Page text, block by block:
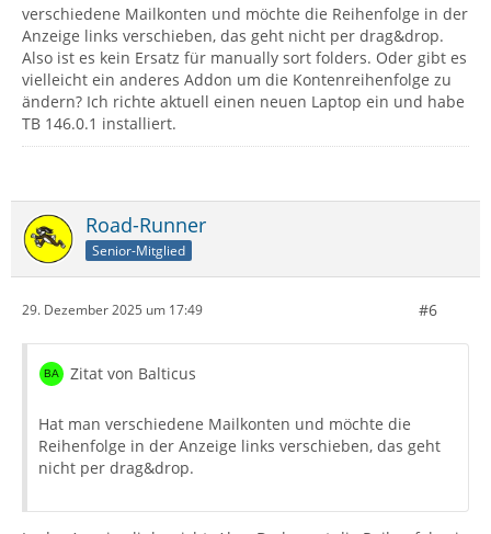
verschiedene Mailkonten und möchte die Reihenfolge in der
Anzeige links verschieben, das geht nicht per drag&drop.
Also ist es kein Ersatz für manually sort folders. Oder gibt es
vielleicht ein anderes Addon um die Kontenreihenfolge zu
ändern? Ich richte aktuell einen neuen Laptop ein und habe
TB 146.0.1 installiert.
Road-Runner
Senior-Mitglied
29. Dezember 2025 um 17:49 #6
Zitat von Balticus
Hat man verschiedene Mailkonten und möchte die
Reihenfolge in der Anzeige links verschieben, das geht
nicht per drag&drop.